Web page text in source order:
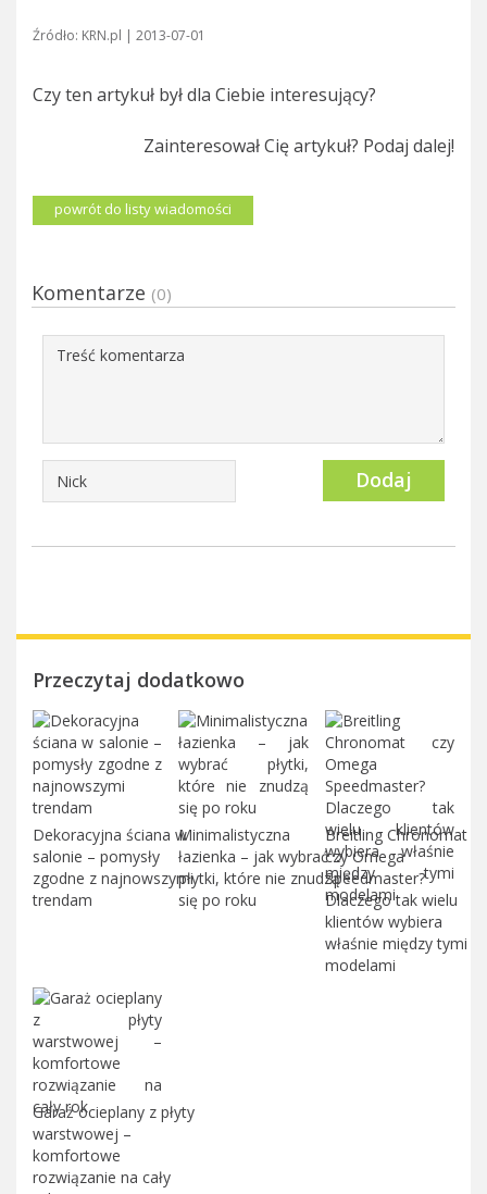
Źródło: KRN.pl | 2013-07-01
Czy ten artykuł był dla Ciebie interesujący?
Zainteresował Cię artykuł? Podaj dalej!
powrót do listy wiadomości
Komentarze (0)
Dodaj
Przeczytaj dodatkowo
Dekoracyjna ściana w
salonie – pomysły
zgodne z najnowszymi
trendam
Minimalistyczna
łazienka – jak wybrać
płytki, które nie znudzą
się po roku
Breitling Chronomat
czy Omega
Speedmaster?
Dlaczego tak wielu
klientów wybiera
właśnie między tymi
modelami
Garaż ocieplany z płyty
warstwowej –
komfortowe
rozwiązanie na cały